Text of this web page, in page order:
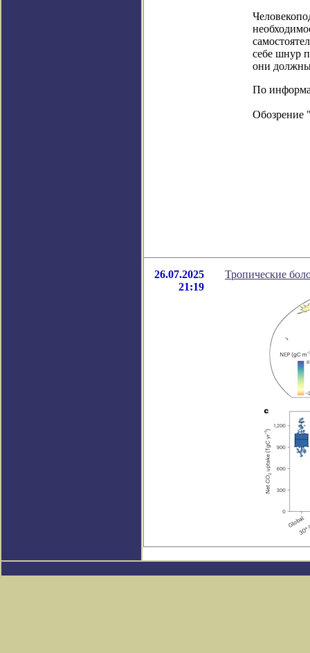
себе шнур
они должны
По
Обозрение
26.07.2025
21:19
Тропические